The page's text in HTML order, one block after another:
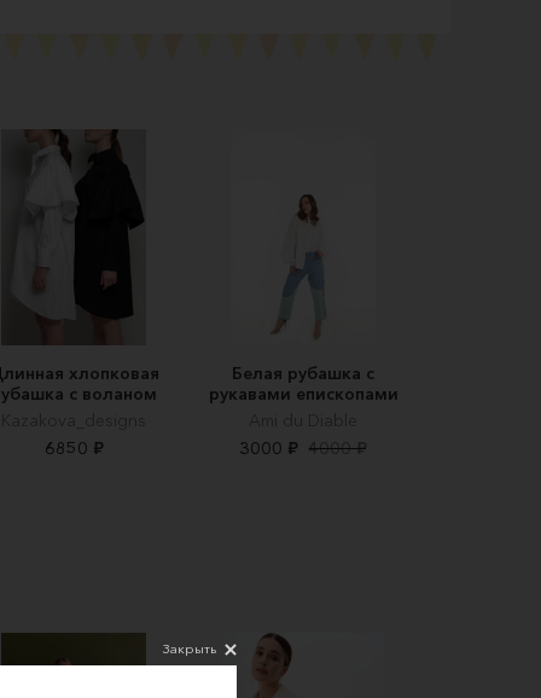
хлопковая
с воланом
Kazakova_designs
6850 ₽
Белая рубашка с
рукавами епископами
Ami du Diable
3000 ₽ 4000 ₽
Закрыть